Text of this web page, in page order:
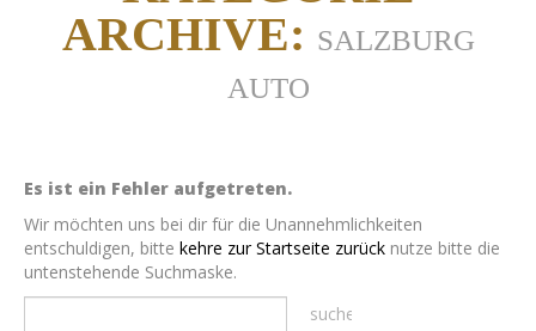
ARCHIVE: SALZBURG
AUTO
Es ist ein Fehler aufgetreten.
Wir möchten uns bei dir für die Unannehmlichkeiten
entschuldigen, bitte kehre zur Startseite zurück nutze bitte die
untenstehende Suchmaske.